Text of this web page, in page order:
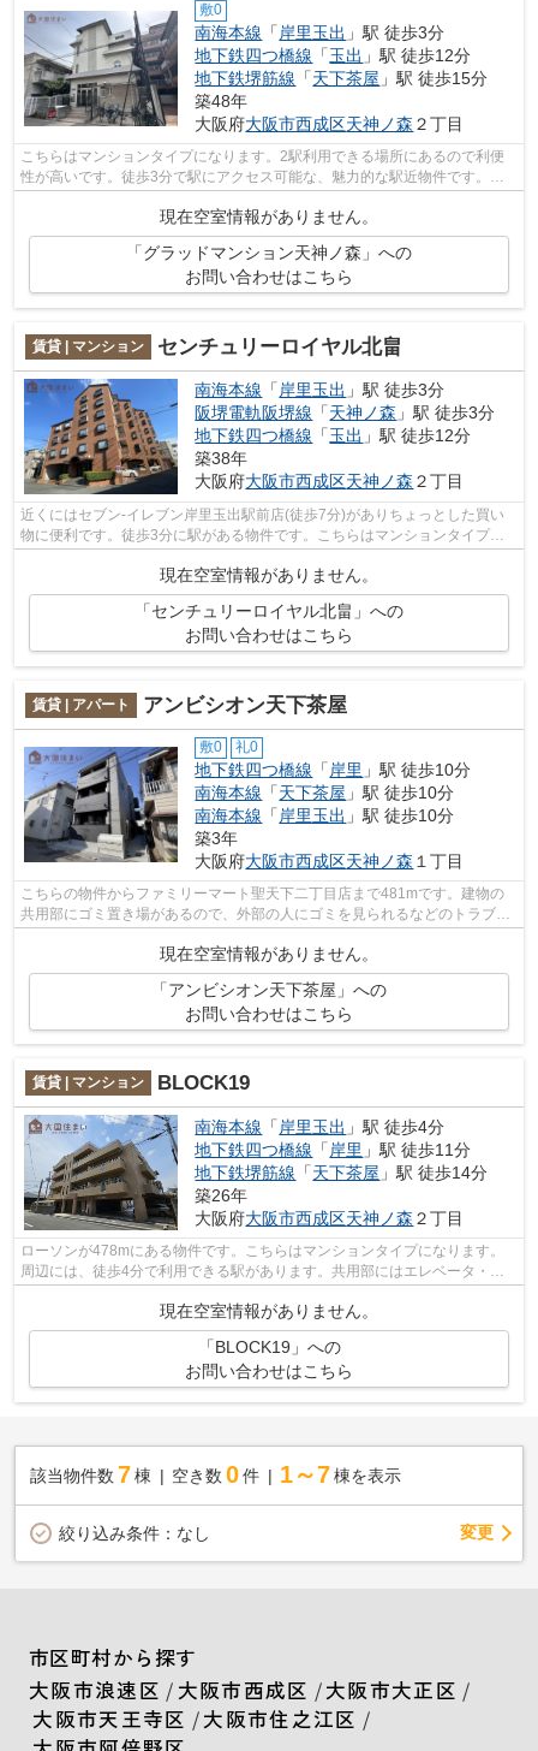
敷0
南海本線 「岸里玉出 」駅 徒歩3分
地下鉄四つ橋線 「玉出 」駅 徒歩12分
地下鉄堺筋線 「天下茶屋 」駅 徒歩15分
築48年
大阪府大阪市西成区天神ノ森 ２丁目
こちらはマンションタイプになります。2駅利用できる場所にあるので利便
性が高いです。徒歩3分で駅にアクセス可能な、魅力的な駅近物件です。新
現在空室情報がありません。
「グラッドマンション天神ノ森」への
お問い合わせはこちら
賃貸 | マンション センチュリーロイヤル北畠
南海本線 「岸里玉出 」駅 徒歩3分
阪堺電軌阪堺線 「天神ノ森 」駅 徒歩3分
地下鉄四つ橋線 「玉出 」駅 徒歩12分
築38年
大阪府大阪市西成区天神ノ森 ２丁目
近くにはセブン-イレブン岸里玉出駅前店(徒歩7分)がありちょっとした買い
物に便利です。徒歩3分に駅がある物件です。こちらはマンションタイプに
現在空室情報がありません。
「センチュリーロイヤル北畠」への
お問い合わせはこちら
賃貸 | アパート アンビシオン天下茶屋
敷0 礼0
地下鉄四つ橋線 「 岸里 」駅 徒歩10分
南海本線 「天下茶屋 」駅 徒歩10分
南海本線 「 岸里玉出 」駅 徒歩10分
築3年
大阪府大阪市西成区天神ノ森 １丁目
こちらの物件からファミリーマート聖天下二丁目店まで481mです。建物の
共用部にゴミ置き場があるので、外部の人にゴミを見られるなどのトラブル
回避につながります。令和5年築の物件と...
現在空室情報がありません。
「アンビシオン天下茶屋」への
お問い合わせはこちら
賃貸 | マンション BLOCK19
南海本線 「 岸里玉出 」駅 徒歩4分
地下鉄四つ橋線 「 岸里 」駅 徒歩11分
地下鉄堺筋線 「天下茶屋 」駅 徒歩14分
築26年
大阪府大阪市西成区天神ノ森 ２丁目
ローソンが478mにある物件です。こちらはマンションタイプになります。
周辺には、徒歩4分で利用できる駅があります。共用部にはエレベータ・敷
現在空室情報がありません。
「BLOCK19」への
お問い合わせはこちら
該当物件数 7棟 空き数 0 件 1～7 棟を表示
絞り込み条件： なし 変更
市区町村から探す
大阪市浪速区 / 大阪市西成区 /大阪市大正区 /
大阪市天王寺区 /大阪市住之江区 /